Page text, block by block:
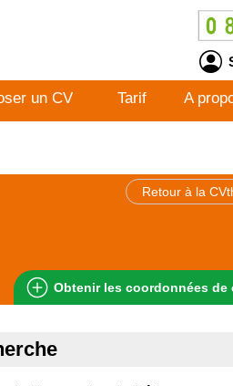
un CV Tarif A
Retour à la
Obtenir les coordonnées de